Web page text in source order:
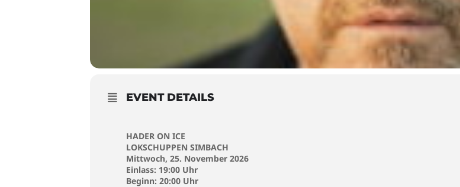
EVENT DETAILS
HADER ON ICE
LOKSCHUPPEN SIMBACH
Mittwoch, 25. November 2026
Einlass: 19:00 Uhr
Beginn: 20:00 Uhr